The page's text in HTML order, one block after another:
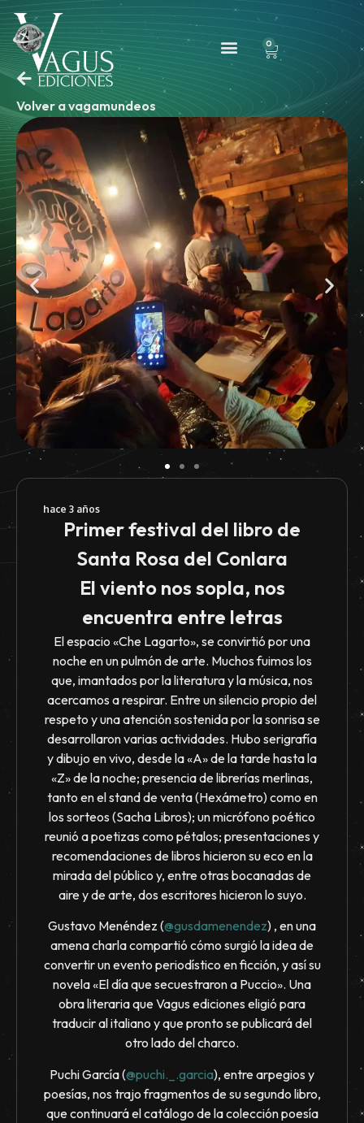
0
Volver a vagamundeos
hace 3 años
Primer festival del libro de
Santa Rosa del Conlara
El viento nos sopla, nos
encuentra entre letras
El espacio «Che Lagarto», se convirtió por una
noche en un pulmón de arte. Muchos fuimos los
que, imantados por la literatura y la música, nos
acercamos a respirar. Entre un silencio propio del
respeto y una atención sostenida por la sonrisa se
desarrollaron varias actividades. Hubo serigrafía
y dibujo en vivo, desde la «A» de la tarde hasta la
«Z» de la noche; presencia de librerías merlinas,
tanto en el stand de venta (Hexámetro) como en
los sorteos (Sacha Libros); un micrófono poético
reunió a poetizas como pétalos; presentaciones y
recomendaciones de libros hicieron su eco en la
mirada del público y, entre otras bocanadas de
aire y de arte, dos escritores hicieron lo suyo.
Gustavo Menéndez (@gusdamenendez) , en una
amena charla compartió cómo surgió la idea de
convertir un evento periodístico en ficción, y así su
novela «El día que secuestraron a Puccio». Una
obra literaria que Vagus ediciones eligió para
traducir al italiano y que pronto se publicará del
otro lado del charco.
Puchi García (@puchi._.garcia), entre arpegios y
poesías, nos trajo fragmentos de su segundo libro,
que continuará el catálogo de la colección poesía